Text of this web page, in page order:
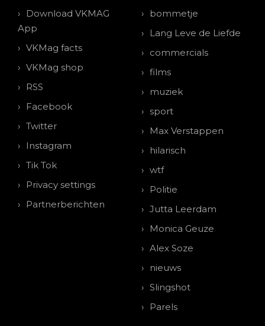
Download VKMAG
App
VKMag facts
VKMag shop
RSS
Facebook
Twitter
Instagram
Tik Tok
Privacy settings
Partnerberichten
bommetje
Lang Leve de Liefde
commercials
films
muziek
sport
Max Verstappen
hilarisch
wtf
Politie
Jutta Leerdam
Monica Geuze
Alex Soze
nieuws
Slingshot
Parels